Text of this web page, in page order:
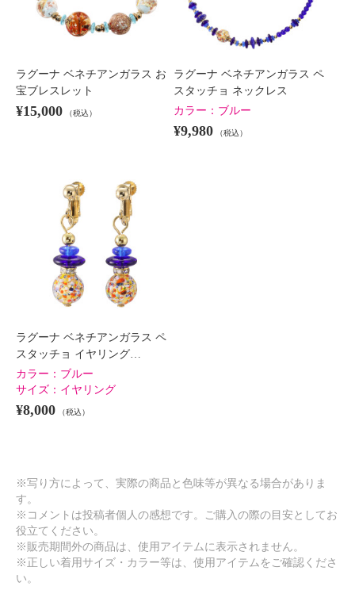
ラグーナ ベネチアンガラス お
宝ブレスレット
¥15,000 （税込）
ラグーナ ベネチアンガラス ペ
スタッチョ ネックレス
カラー： ブルー
¥9,980 （税込）
ラグーナ ベネチアンガラス ペ
スタッチョ イヤリング…
カラー： ブルー
サイズ： イヤリング
¥8,000 （税込）
※写り方によって、実際の商品と色味等が異なる場合がありま
す。
※コメントは投稿者個人の感想です。ご購入の際の目安としてお
役立てください。
※販売期間外の商品は、使用アイテムに表示されません。
※正しい着用サイズ・カラー等は、使用アイテムをご確認くださ
い。